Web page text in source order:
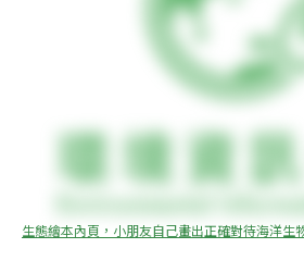
生態繪本內頁，小朋友自己畫出正確對待海洋生